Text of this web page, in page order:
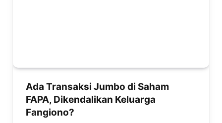
Ada Transaksi Jumbo di Saham
FAPA, Dikendalikan Keluarga
Fangiono?